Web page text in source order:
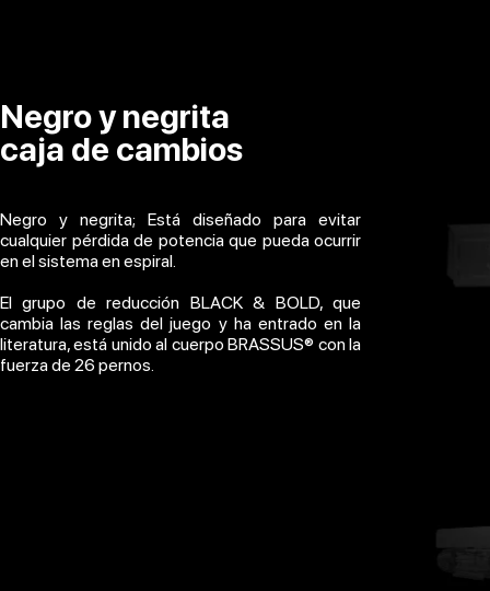
Negro y negrita
caja de cambios
Negro y negrita; Está diseñado para evitar
cualquier pérdida de potencia que pueda ocurrir
en el sistema en espiral.
El grupo de reducción BLACK & BOLD, que
cambia las reglas del juego y ha entrado en la
literatura, está unido al cuerpo BRASSUS® con la
fuerza de 26 pernos.